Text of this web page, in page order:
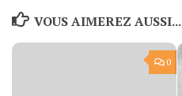
VOUS AIMEREZ AUSSI...
0